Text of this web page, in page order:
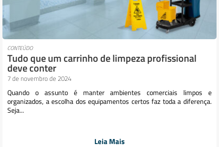
CONTEÚDO
Tudo que um carrinho de limpeza profissional
deve conter
7 de novembro de 2024
Quando o assunto é manter ambientes comerciais limpos e
organizados, a escolha dos equipamentos certos faz toda a diferença.
Seja...
Leia Mais